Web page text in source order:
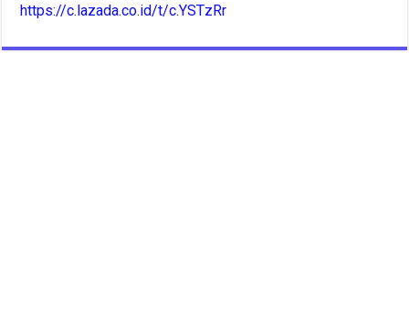
https://c.lazada.co.id/t/c.YSTzRr